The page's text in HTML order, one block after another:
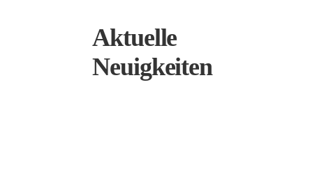
Aktuelle
Neuigkeiten